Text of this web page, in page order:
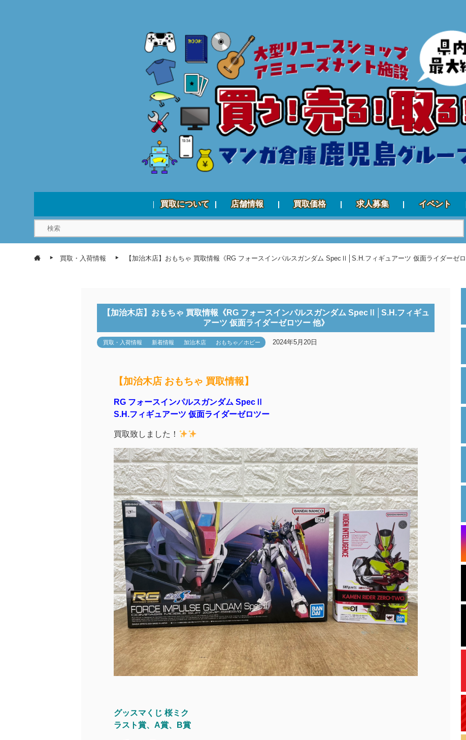
買取について 店舗情報 買取価格 求人募集 イベント
買取・入荷情報 【加治木店】おもちゃ 買取情報《RG フォースインパルスガンダム SpecⅡ│S.H.フィギュアーツ 仮面ライダーゼロ
【加治木店】おもちゃ 買取情報《RG フォースインパルスガンダム SpecⅡ│S.H.フィギュ
アーツ 仮面ライダーゼロツー 他》
買取・入荷情報 新着情報 加治木店 おもちゃ／ホビー 2024年5月20日
【加治木店 おもちゃ 買取情報】
RG フォースインパルスガンダム SpecⅡ
S.H.フィギュアーツ 仮面ライダーゼロツー
買取致しました！
グッスマくじ 桜ミク
ラスト賞、A賞、B賞